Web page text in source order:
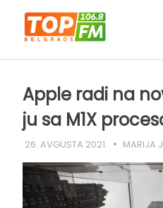
content
Apple radi na
ju sa M1X
26. AVGUSTA 2021. MARIJA